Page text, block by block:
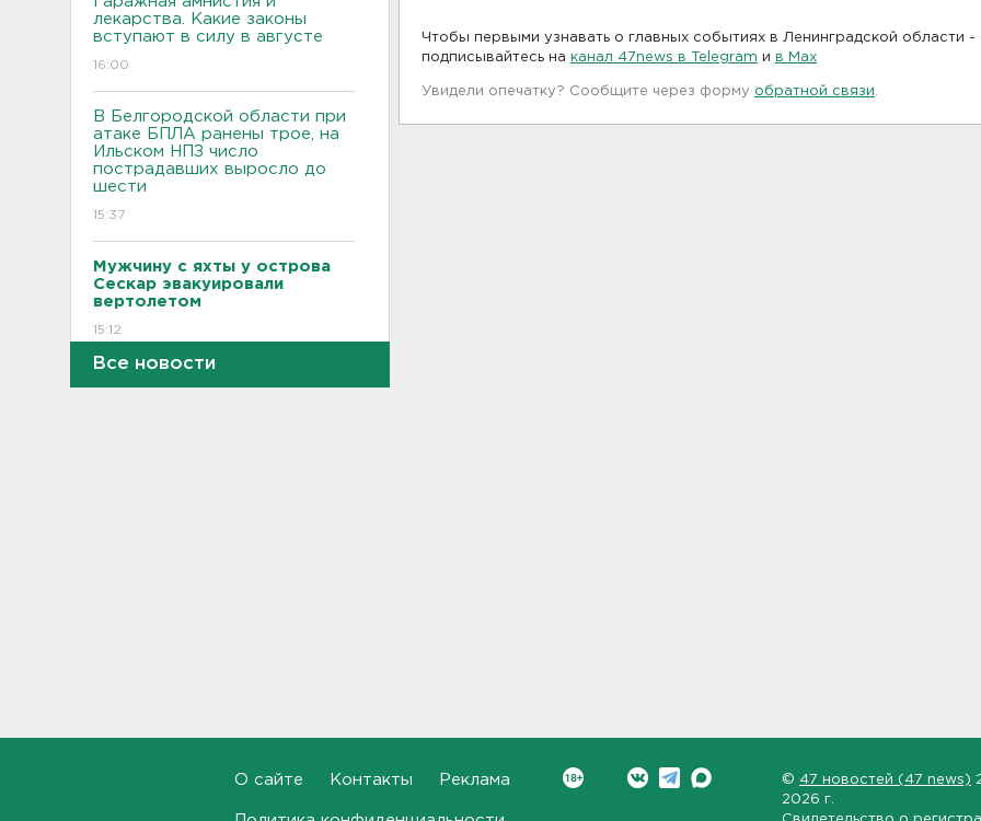
лекарства. Какие законы
вступают в силу в августе
16:00
В Белгородской области при
атаке БПЛА ранены трое, на
Ильском НПЗ число
пострадавших выросло до
шести
15:37
Мужчину с яхты у острова
Сескар эвакуировали
вертолетом
15:12
Все новости
Чтобы первыми узнавать о главных событиях в Ленинградской области -
подписывайтесь на канал 47news в Telegram и в Maх
Увидели опечатку? Сообщите через форму обратной связи
О сайте Контакты Реклама © 47 новостей (47 news)
2026 г.